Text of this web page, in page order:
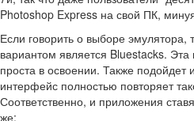
Photoshop Express на свой ПК,
Если говорить о выборе
вариантом является Bluestacks.
проста в освоении. Также подойдет
интерфейс полностью повторяет
Соответственно, и приложения
же: